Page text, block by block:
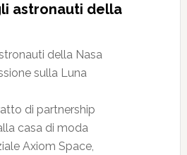
astronauti della
della Nasa
sulla Luna
di partnership
casa di moda
Axiom Space,